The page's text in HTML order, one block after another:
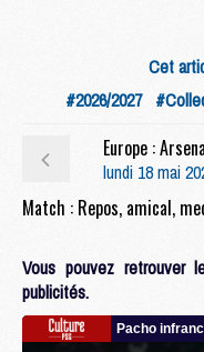
Cet
#2026/2027
lundi 18 mai
Vous pouvez retrouver
publicités.